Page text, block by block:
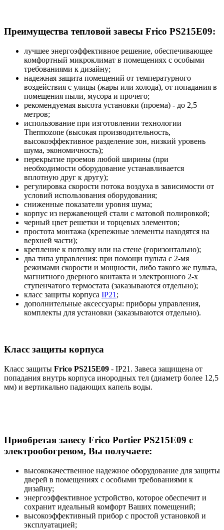
Преимущества тепловой завесы Frico PS215E09:
лучшее энергоэффективное решение, обеспечивающее
комфортный микроклимат в помещениях с особыми
требованиями к дизайну;
надежная защита помещений от температурного
воздействия с улицы (жары или холода), от попадания в
помещения пыли, мусора и прочего;
рекомендуемая высота установки (проема) - до 2,5
метров;
использование при изготовлении технологии
Thermozone (высокая производительность,
высокоэффективное разделение зон, низкий уровень
шума, экономичность);
перекрытие проемов любой ширины (при
необходимости оборудование устанавливается
вплотную друг к другу);
регулировка скорости потока воздуха в зависимости от
условий использования оборудования;
сниженные показатели уровня шума;
корпус из нержавеющей стали с матовой полировкой;
черный цвет решетки и торцевых элементов;
простота монтажа (крепежные элементы находятся на
верхней части);
крепление к потолку или на стене (горизонтально);
два типа управления: при помощи пульта с 2-мя
режимами скорости и мощности, либо такого же пульта,
магнитного дверного контакта и электронного 2-х
ступенчатого термостата (заказываются отдельно);
класс защиты корпуса IP21 ;
дополнительные аксессуары: приборы управления,
комплекты для установки (заказываются отдельно).
Класс защиты корпуса
Класс защиты Frico PS215E09 - IP21. Завеса защищена от
попадания внутрь корпуса инородных тел (диаметр более 12,5
мм) и вертикально падающих капель воды.
Приобретая завесу Frico Portier PS215E09 с
электрообогревом, Вы получаете:
высококачественное надежное оборудование для защиты
дверей в помещениях с особыми требованиями к
дизайну;
энергоэффективное устройство, которое обеспечит и
сохранит идеальный комфорт Ваших помещений;
высокоэффективный прибор с простой установкой и
эксплуатацией;